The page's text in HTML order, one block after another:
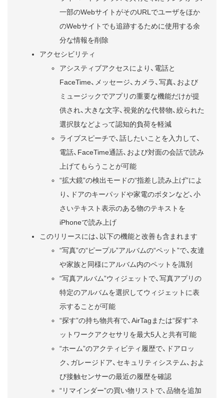
一部のWebサイトがそのURLでユーザをほか
のWebサイトでも追跡するために使用する余
分な情報を削除
アクセシビリティ
アシスティブアクセスにより、電話と
FaceTime、メッセージ、カメラ、写真、および
ミュージックでアプリの重要な機能だけが提
供され、大きな文字、視覚的な代替物、絞られた
選択肢などよって認知的負荷を軽減
ライブスピーチで、話したいことを入力して、
電話、FaceTime通話、および対面の会話で読み
上げてもらうことが可能
“拡大鏡”の検出モードの“指差し読み上げ”によ
り、ドアのキーパッドや家電のボタンなど、小
さいテキスト表示のある物のテキストを
iPhoneで読み上げ
このリリースには、以下の機能と改善も含まれます
“写真”の“ピープル”アルバムの“ペット”で、友達
や家族と同様にアルバム内のペットを識別
“写真アルバム”ウィジェットで、写真アプリの
特定のアルバムを選択してウィジェットに表
示することが可能
“探す”の持ち物共有で、AirTagまたは“探す”ネ
ットワークアクセサリを最大5人と共有可能
“ホーム”のアクティビティ履歴で、ドアロッ
ク、ガレージドア、セキュリティシステム、およ
び接触センサーの最近の履歴を確認
“リマインダー”の買い物リストで、品物を追加